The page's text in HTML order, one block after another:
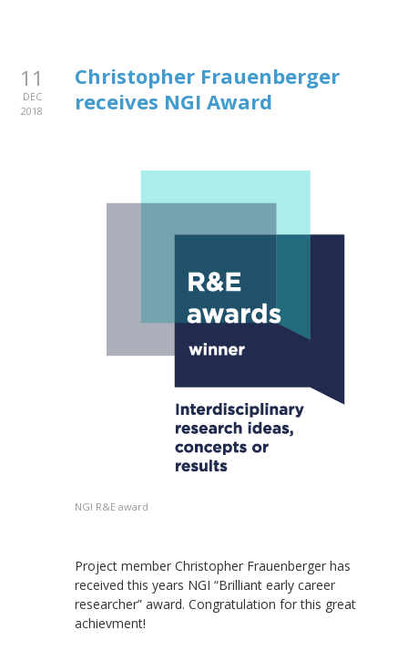
11
DEC
2018
Christopher Frauenberger
receives NGI Award
NGI R&E award
Project member Christopher Frauenberger has
received this years NGI “Brilliant early career
researcher” award. Congratulation for this great
achievment!